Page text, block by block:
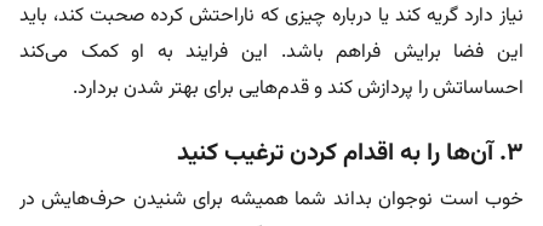
نیاز دارد گریه کند یا درباره چیزی که ناراحتش کرده صحبت کند، باید
این فضا برایش فراهم باشد. این فرایند به او کمک می‌کند
احساساتش را پردازش کند و قدم‌هایی برای بهتر شدن بردارد.
۳. آن‌ها را به اقدام کردن ترغیب کنید
خوب است نوجوان بداند شما همیشه برای شنیدن حرف‌هایش در